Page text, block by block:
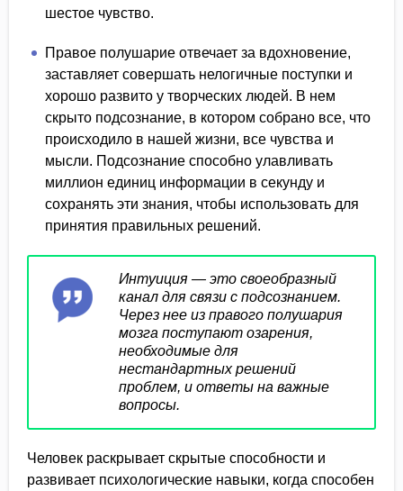
шестое чувство.
Правое полушарие отвечает за вдохновение,
заставляет совершать нелогичные поступки и
хорошо развито у творческих людей. В нем
скрыто подсознание, в котором собрано все, что
происходило в нашей жизни, все чувства и
мысли. Подсознание способно улавливать
миллион единиц информации в секунду и
сохранять эти знания, чтобы использовать для
принятия правильных решений.
Интуиция — это своеобразный
канал для связи с подсознанием.
Через нее из правого полушария
мозга поступают озарения,
необходимые для
нестандартных решений
проблем, и ответы на важные
вопросы.
Человек раскрывает скрытые способности и
развивает психологические навыки, когда способен